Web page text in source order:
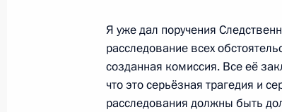
7 сентября 2011 года, 14:30
11–12 сентября Москву с
Я уже дал поручения
расследование всех
созданная комиссия. Все её
что это серьёзная трагедия и
расследования должны быть